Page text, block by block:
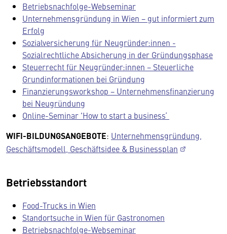
Betriebsnachfolge-Webseminar
Unternehmensgründung in Wien − gut informiert zum
Erfolg
Sozialversicherung für Neugründer:innen -
Sozialrechtliche Absicherung in der Gründungsphase
Steuerrecht für Neugründer:innen − Steuerliche
Grundinformationen bei Gründung
Finanzierungsworkshop − Unternehmensfinanzierung
bei Neugründung
Online-Seminar 'How to start a business‘
WIFI-BILDUNGSANGEBOTE: Unternehmensgründung,
Geschäftsmodell, Geschäftsidee & Businessplan
Betriebsstandort
Food-Trucks in Wien
Standortsuche in Wien für Gastronomen
Betriebsnachfolge-Webseminar